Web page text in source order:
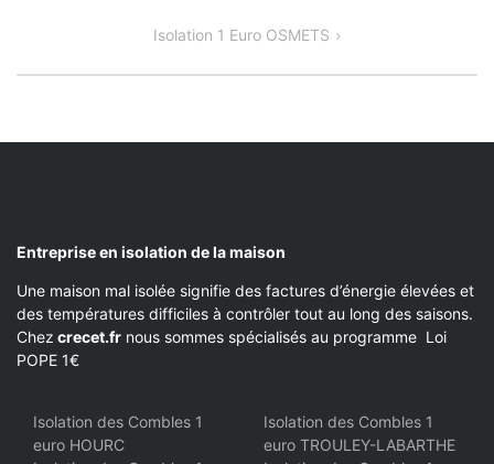
Isolation 1 Euro OSMETS
Entreprise en isolation de la maison
Une maison mal isolée signifie des factures d’énergie élevées et
des températures difficiles à contrôler tout au long des saisons.
Chez crecet.fr nous sommes spécialisés au programme Loi
POPE 1€
Isolation des Combles 1
euro HOURC
Isolation des Combles 1
euro TROULEY-LABARTHE